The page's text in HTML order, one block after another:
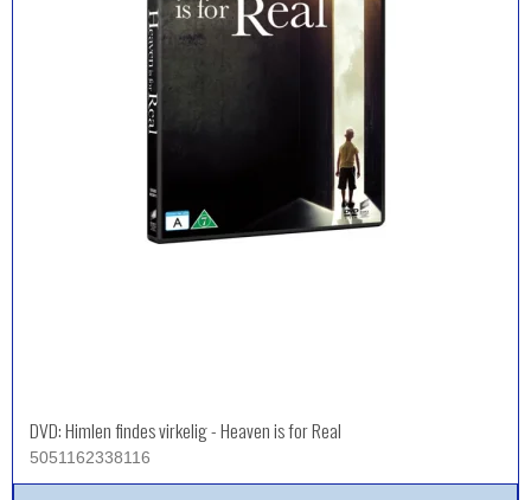
DVD: Himlen findes virkelig - Heaven is for Real
5051162338116